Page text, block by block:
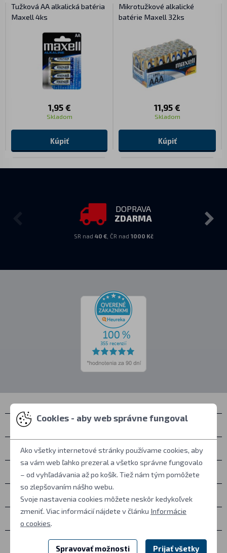
Tužková AA alkalická batéria
Maxell 4ks
1,95 €
Skladom
Kúpiť
Mikrotužkové alkalické
batérie Maxell 32ks
11,95 €
Skladom
Kúpiť
DOPRAVA
ZDARMA
SR nad 40 €, ČR nad 1000 Kč
Kontakty
Zastihnete nás
Všetko o nákupe
Ďalšie informácie
Ostatné
Cookies - aby web správne fungoval
Ako všetky internetové stránky používame cookies, aby
sa vám web ľahko prezeral a všetko správne fungovalo
– od vyhľadávania až po košík. Tiež nám tým pomôžete
so zlepšovaním nášho webu.
Svoje nastavenia cookies môžete neskôr kedykoľvek
zmeniť. Viac informácií nájdete v článku Informácie
o cookies.
Spravovať možnosti Prijať všetky